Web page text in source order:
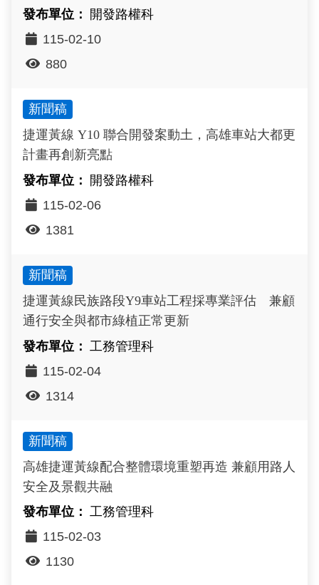
開發路權科
115-02-10
880
新聞稿
捷運黃線 Y10 聯合開發案動土，高雄車站大都更
計畫再創新亮點
開發路權科
115-02-06
1381
新聞稿
捷運黃線民族路段Y9車站工程採專業評估 兼顧
通行安全與都市綠植正常更新
工務管理科
115-02-04
1314
新聞稿
高雄捷運黃線配合整體環境重塑再造 兼顧用路人
安全及景觀共融
工務管理科
115-02-03
1130